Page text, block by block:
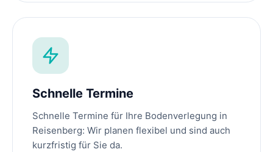
Schnelle Termine
Schnelle Termine für Ihre Bodenverlegung in
Reisenberg: Wir planen flexibel und sind auch
kurzfristig für Sie da.